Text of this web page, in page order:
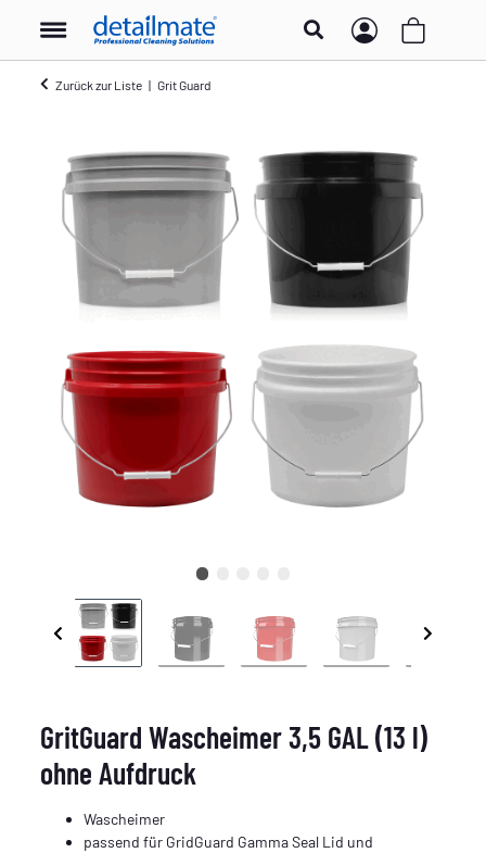
Zurück zur Liste Grit Guard
GritGuard Wascheimer 3,5 GAL (13 l)
ohne Aufdruck
Wascheimer
passend für GridGuard Gamma Seal Lid und